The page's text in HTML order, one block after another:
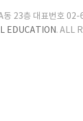
A동 23층 대표번호
EDUCATION. ALL